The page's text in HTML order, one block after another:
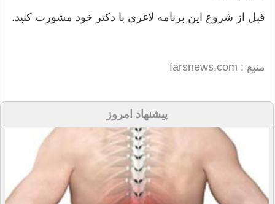
قبل از شروع این برنامه لاغری با دکتر خود مشورت کنید.
منبع : farsnews.com
پیشنهاد امروز